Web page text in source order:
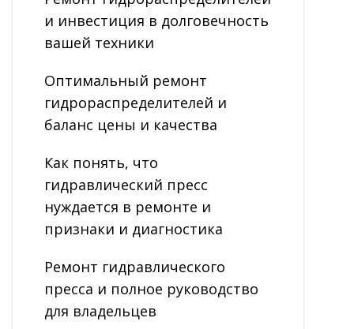
и инвестиция в долговечность
вашей техники
Оптимальный ремонт
гидрораспределителей и
баланс цены и качества
Как понять, что
гидравлический пресс
нуждается в ремонте и
признаки и диагностика
Ремонт гидравлического
пресса и полное руководство
для владельцев